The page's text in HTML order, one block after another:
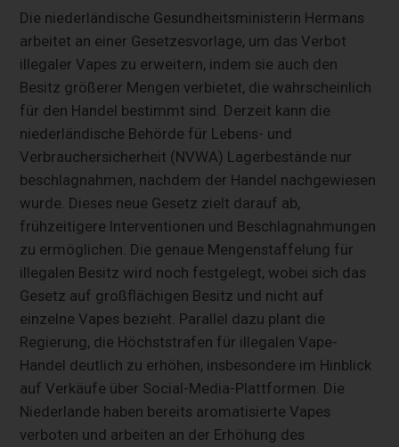
Die niederländische Gesundheitsministerin Hermans
arbeitet an einer Gesetzesvorlage, um das Verbot
illegaler Vapes zu erweitern, indem sie auch den
Besitz größerer Mengen verbietet, die wahrscheinlich
für den Handel bestimmt sind. Derzeit kann die
niederländische Behörde für Lebens- und
Verbrauchersicherheit (NVWA) Lagerbestände nur
beschlagnahmen, nachdem der Handel nachgewiesen
wurde. Dieses neue Gesetz zielt darauf ab,
frühzeitigere Interventionen und Beschlagnahmungen
zu ermöglichen. Die genaue Mengenstaffelung für
illegalen Besitz wird noch festgelegt, wobei sich das
Gesetz auf großflächigen Besitz und nicht auf
einzelne Vapes bezieht. Parallel dazu plant die
Regierung, die Höchststrafen für illegalen Vape-
Handel deutlich zu erhöhen, insbesondere im Hinblick
auf Verkäufe über Social-Media-Plattformen. Die
Niederlande haben bereits aromatisierte Vapes
verboten und arbeiten an der Erhöhung des